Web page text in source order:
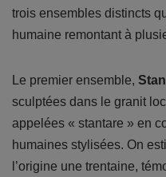
trois ensembles distincts
humaine remontant à
Le premier ensemble,
sculptées dans le granit
appelées « stantare » en
humaines stylisées. On
l’origine une trentaine,